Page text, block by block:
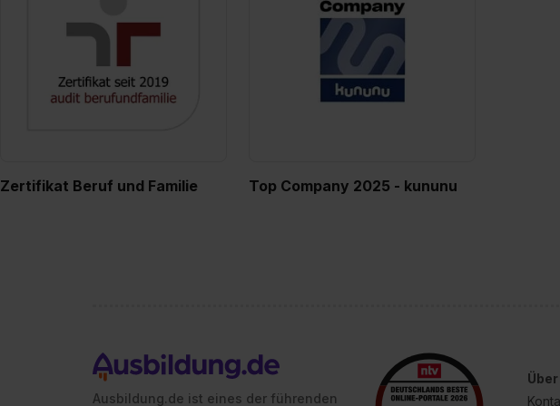
Zertifikat Beruf und Familie Top Company 2025 - kununu
Ausbildung.de ist eines der führenden